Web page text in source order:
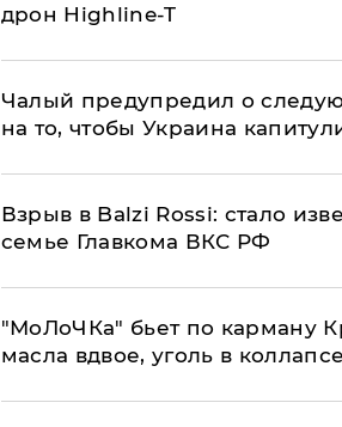
дрон Highline-T
Чалый предупредил о
на то, чтобы Украина
Взрыв в Balzi Rossi: стало
семье Главкома ВКС РФ
​"МоЛоЧКа" бьет по карману
масла вдвое, уголь в коллапсе